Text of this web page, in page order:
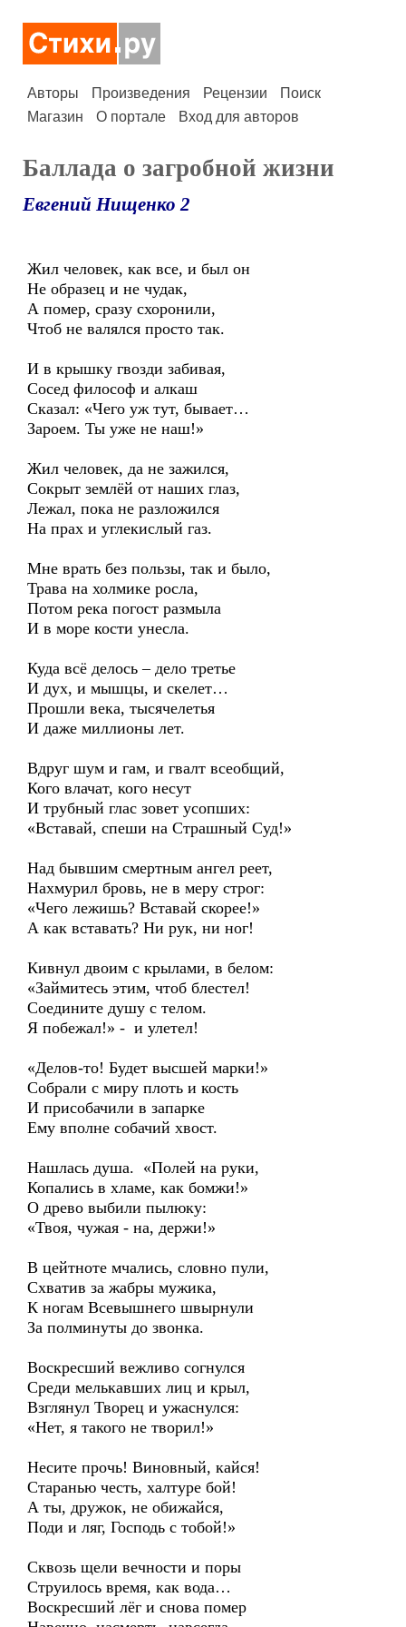
Авторы Произведения Рецензии
Поиск
Магазин
О портале Вход для авторов
Баллада о загробной жизни
Евгений Нищенко 2
Жил человек, как все, и был он
Не образец и не чудак,
А помер, сразу схоронили,
Чтоб не валялся просто так.
И в крышку гвозди забивая,
Сосед философ и алкаш
Сказал: «Чего уж тут, бывает…
Зароем. Ты уже не наш!»
Жил человек, да не зажился,
Сокрыт землёй от наших глаз,
Лежал, пока не разложился
На прах и углекислый газ.
Мне врать без пользы, так и было,
Трава на холмике росла,
Потом река погост размыла
И в море кости унесла.
Куда всё делось – дело третье
И дух, и мышцы, и скелет…
Прошли века, тысячелетья
И даже миллионы лет.
Вдруг шум и гам, и гвалт всеобщий,
Кого влачат, кого несут
И трубный глас зовет усопших:
«Вставай, спеши на Страшный Суд!»
Над бывшим смертным ангел реет,
Нахмурил бровь, не в меру строг:
«Чего лежишь? Вставай скорее!»
А как вставать? Ни рук, ни ног!
Кивнул двоим с крылами, в белом:
«Займитесь этим, чтоб блестел!
Соедините душу с телом.
Я побежал!» - и улетел!
«Делов-то! Будет высшей марки!»
Собрали с миру плоть и кость
И присобачили в запарке
Ему вполне собачий хвост.
Нашлась душа. «Полей на руки,
Копались в хламе, как бомжи!»
О древо выбили пылюку:
«Твоя, чужая - на, держи!»
В цейтноте мчались, словно пули,
Схватив за жабры мужика,
К ногам Всевышнего швырнули
За полминуты до звонка.
Воскресший вежливо согнулся
Среди мелькавших лиц и крыл,
Взглянул Творец и ужаснулся:
«Нет, я такого не творил!»
Несите прочь! Виновный, кайся!
Старанью честь, халтуре бой!
А ты, дружок, не обижайся,
Поди и ляг, Господь с тобой!»
Сквозь щели вечности и поры
Струилось время, как вода…
Воскресший лёг и снова помер